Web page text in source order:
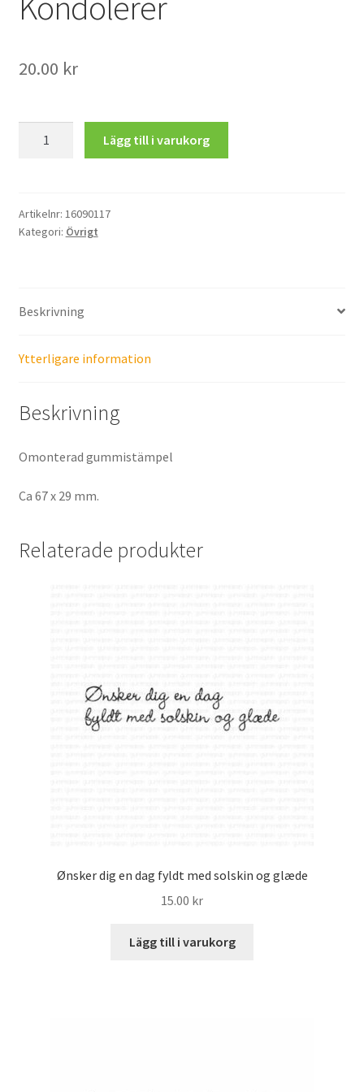
20.00 kr
Lägg till i varukorg
Artikelnr: 16090117
Kategori: Övrigt
Beskrivning
Ytterligare information
Beskrivning
Omonterad gummistämpel
Ca 67 x 29 mm.
Relaterade produkter
Ønsker dig en dag fyldt med solskin og glæde
15.00 kr
Lägg till i varukorg